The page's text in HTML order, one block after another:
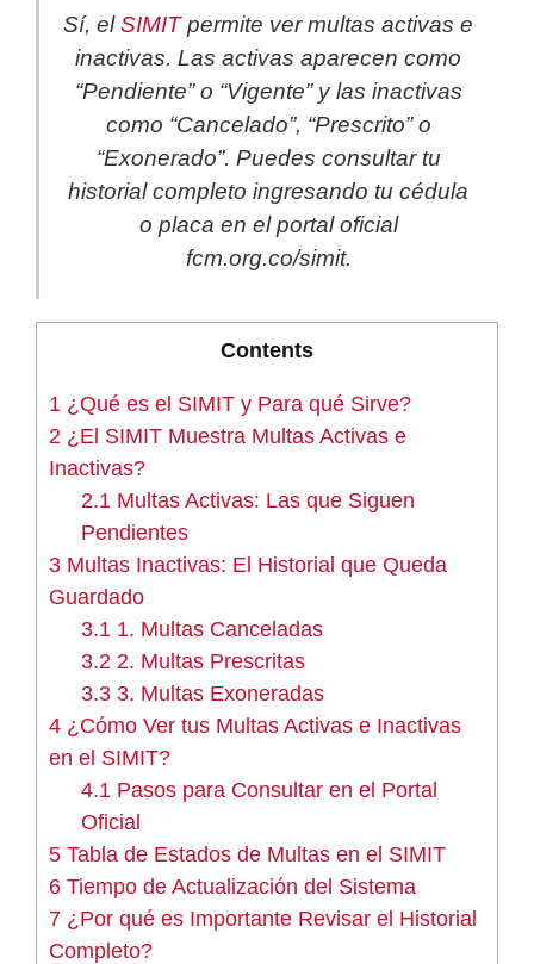
Sí, elSIMITpermite ver multas activas e
inactivas. Las activas aparecen como
“Pendiente” o “Vigente” y las inactivas
como “Cancelado”, “Prescrito” o
“Exonerado”. Puedes consultar tu
historial completo ingresando tu cédula
o placa en el portal oficial
fcm.org.co/simit.
Contents
1 ¿Qué es el SIMIT y Para qué Sirve?
2 ¿El SIMIT Muestra Multas Activas e
Inactivas?
2.1 Multas Activas: Las que Siguen
Pendientes
3 Multas Inactivas: El Historial que Queda
Guardado
3.1 1. Multas Canceladas
3.2 2. Multas Prescritas
3.3 3. Multas Exoneradas
4 ¿Cómo Ver tus Multas Activas e Inactivas
en el SIMIT?
4.1 Pasos para Consultar en el Portal
Oficial
5 Tabla de Estados de Multas en el SIMIT
6 Tiempo de Actualización del Sistema
7 ¿Por qué es Importante Revisar el Historial
Completo?